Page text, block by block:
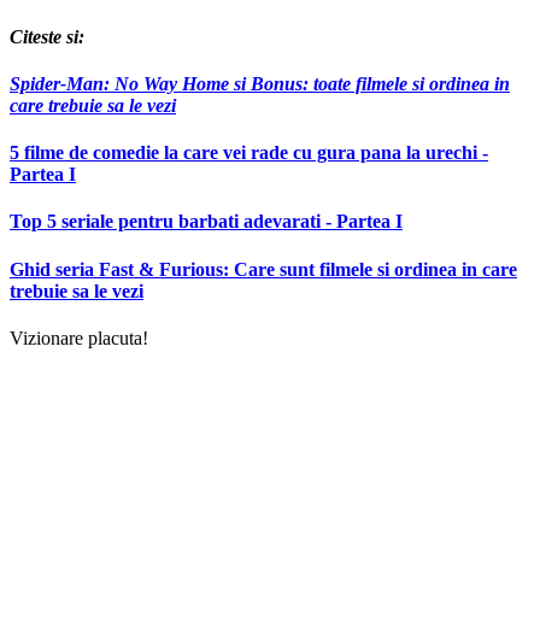
Citeste si:
Spider-Man: No Way Home si Bonus: toate filmele si ordinea in
care trebuie sa le vezi
5 filme de comedie la care vei rade cu gura pana la urechi -
Partea I
Top 5 seriale pentru barbati adevarati - Partea I
Ghid seria Fast & Furious: Care sunt filmele si ordinea in care
trebuie sa le vezi
Vizionare placuta!